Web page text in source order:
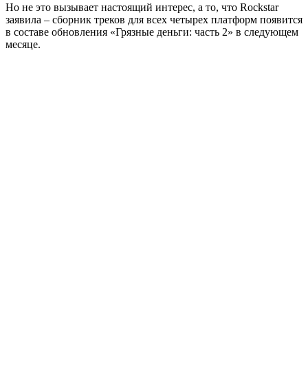
Но не это вызывает настоящий интерес, а то, что Rockstar
заявила – сборник треков для всех четырех платформ появится
в составе обновления «Грязные деньги: часть 2» в следующем
месяце.